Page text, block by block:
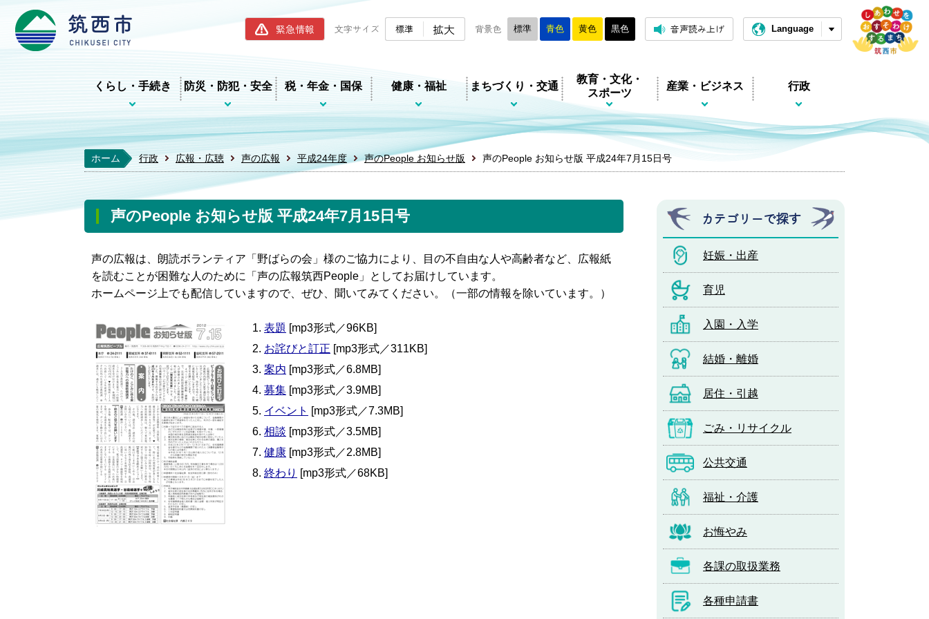
筑西市ホームページ
緊急情報 文字サイズ 標準 拡大 背景色 標準 青色 黄色 黒色 音声読み上げ Language
くらし・手続き 防災・防犯・安全 税・年金・国保 健康・福祉 まちづくり・交通
教育・文化・
スポーツ
産業・ビジネス 行政
ホーム 行政 広報・広聴 声の広報 平成24年度 声のPeople お知らせ版 声のPeople お知らせ版 平成24年7月15日号
声のPeople お知らせ版 平成24年7月15日号
声の広報は、朗読ボランティア「野ばらの会」様のご協力により、目の不自由な人や高齢者など、広報紙
を読むことが困難な人のために「声の広報筑西People」としてお届けしています。
ホームページ上でも配信していますので、ぜひ、聞いてみてください。（一部の情報を除いています。）
表題 [mp3形式／96KB]
お詫びと訂正 [mp3形式／311KB]
案内 [mp3形式／6.8MB]
募集 [mp3形式／3.9MB]
イベント [mp3形式／7.3MB]
相談 [mp3形式／3.5MB]
健康 [mp3形式／2.8MB]
終わり [mp3形式／68KB]
カテゴリーで探す
妊娠・出産
育児
入園・入学
結婚・離婚
居住・引越
ごみ・リサイクル
公共交通
福祉・介護
お悔やみ
各課の取扱業務
各種申請書